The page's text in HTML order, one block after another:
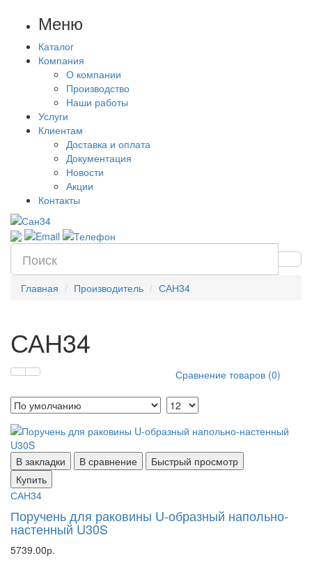
Меню
Каталог
Компания
О компании
Производство
Наши работы
Услуги
Клиентам
Доставка и оплата
Документация
Новости
Акции
Контакты
Главная Производитель САН34
САН34
Сравнение товаров (0)
В закладки В сравнение
Быстрый просмотр
Купить
САН34
Поручень для раковины U-образный напольно-
настенный U30S
5739.00р.